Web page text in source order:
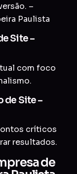
–
Paulista
Site –
com foco
de Site –
críticos
resultados.
de